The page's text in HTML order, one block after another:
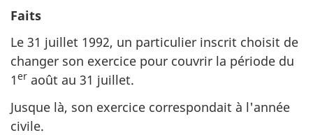
Faits
Le 31 juillet 1992, un particulier inscrit choisit de
changer son exercice pour couvrir la période du
1er août au 31 juillet.
Jusque là, son exercice correspondait à l'année
civile.